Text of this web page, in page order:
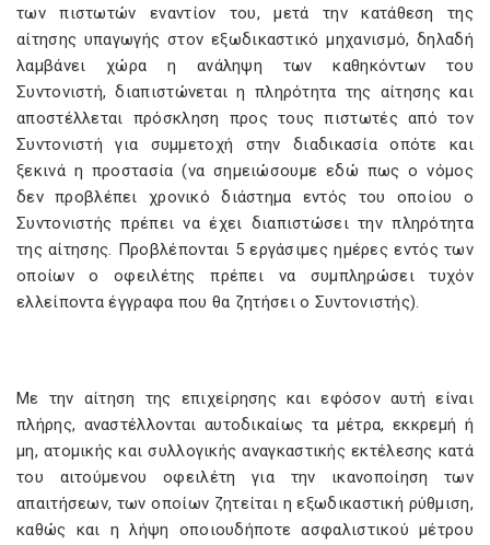
των πιστωτών εναντίον του, μετά την κατάθεση της
αίτησης υπαγωγής στον εξωδικαστικό μηχανισμό, δηλαδή
λαμβάνει χώρα η ανάληψη των καθηκόντων του
Συντονιστή, διαπιστώνεται η πληρότητα της αίτησης και
αποστέλλεται πρόσκληση προς τους πιστωτές από τον
Συντονιστή για συμμετοχή στην διαδικασία οπότε και
ξεκινά η προστασία (να σημειώσουμε εδώ πως ο νόμος
δεν προβλέπει χρονικό διάστημα εντός του οποίου ο
Συντονιστής πρέπει να έχει διαπιστώσει την πληρότητα
της αίτησης. Προβλέπονται 5 εργάσιμες ημέρες εντός των
οποίων ο οφειλέτης πρέπει να συμπληρώσει τυχόν
ελλείποντα έγγραφα που θα ζητήσει ο Συντονιστής).
Με την αίτηση της επιχείρησης και εφόσον αυτή είναι
πλήρης, αναστέλλονται αυτοδικαίως τα μέτρα, εκκρεμή ή
μη, ατομικής και συλλογικής αναγκαστικής εκτέλεσης κατά
του αιτούμενου οφειλέτη για την ικανοποίηση των
απαιτήσεων, των οποίων ζητείται η εξωδικαστική ρύθμιση,
καθώς και η λήψη οποιουδήποτε ασφαλιστικού μέτρου